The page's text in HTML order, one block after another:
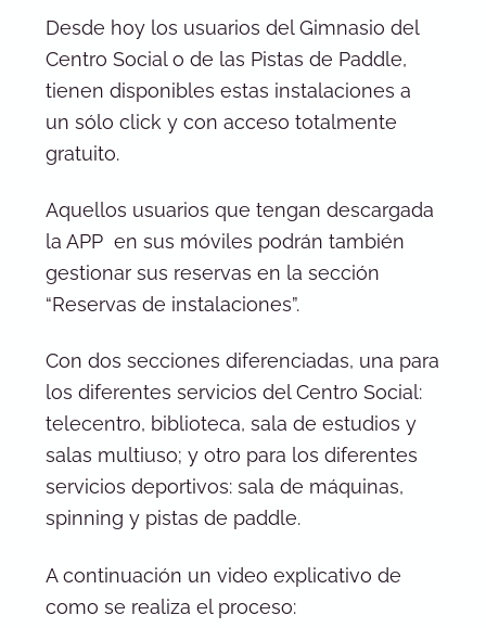
Desde hoy los usuarios del Gimnasio del
Centro Social o de las Pistas de Paddle,
tienen disponibles estas instalaciones a
un sólo click y con acceso totalmente
gratuito.
Aquellos usuarios que tengan descargada
la APP en sus móviles podrán también
gestionar sus reservas en la sección
“Reservas de instalaciones”.
Con dos secciones diferenciadas, una para
los diferentes servicios del Centro Social:
telecentro, biblioteca, sala de estudios y
salas multiuso; y otro para los diferentes
servicios deportivos: sala de máquinas,
spinning y pistas de paddle.
A continuación un video explicativo de
como se realiza el proceso: